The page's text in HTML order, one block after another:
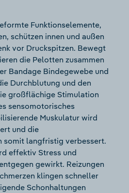
Funktionselemente,
schützen innen und außen
vor Druckspitzen. Bewegt
die Pelotten zusammen
Bandage Bindegewebe und
Durchblutung und den
großflächige Stimulation
sensomotorisches
Muskulatur wird
und die
somit langfristig verbessert.
effektiv Stress und
gewirkt. Reizungen
klingen schneller
Schonhaltungen